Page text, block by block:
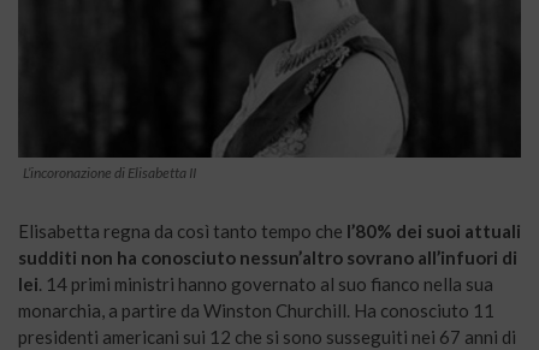
L’incoronazione di Elisabetta II
Elisabetta regna da così tanto tempo che l’80% dei suoi attuali
sudditi non ha conosciuto nessun’altro sovrano all’infuori di
lei. 14 primi ministri hanno governato al suo fianco nella sua
monarchia, a partire da Winston Churchill. Ha conosciuto 11
presidenti americani sui 12 che si sono susseguiti nei 67 anni di